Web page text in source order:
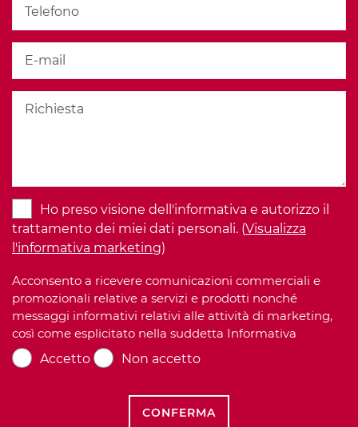
Ho preso visione dell'informativa e autorizzo il
trattamento dei miei dati personali. (Visualizza
l'informativa marketing)
Acconsento a ricevere comunicazioni commerciali e
promozionali relative a servizi e prodotti nonché
messaggi informativi relativi alle attività di marketing,
così come esplicitato nella suddetta Informativa
Accetto
Non accetto
CONFERMA